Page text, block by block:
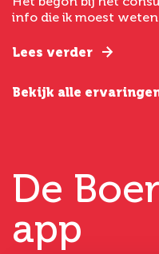
info die ik moest weten
Lees verder
Bekijk alle
De
app